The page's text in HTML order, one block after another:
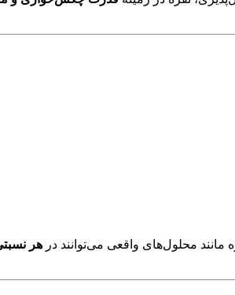
مانند محلول‌های واقعی می‌توانند در هر